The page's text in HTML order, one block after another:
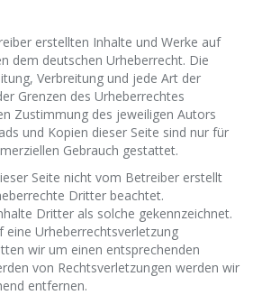
erstellten Inhalte und Werke auf
dem deutschen Urheberrecht. Die
Verbreitung und jede Art der
Grenzen des Urheberrechtes
Zustimmung des jeweiligen Autors
und Kopien dieser Seite sind nur für
Gebrauch gestattet.
Seite nicht vom Betreiber erstellt
Dritter beachtet.
Dritter als solche gekennzeichnet.
eine Urheberrechtsverletzung
wir um einen entsprechenden
von Rechtsverletzungen werden wir
entfernen.